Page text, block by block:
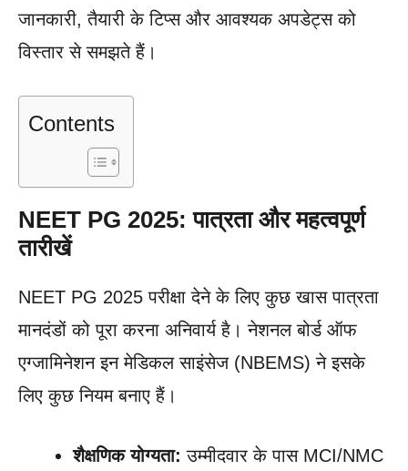
जानकारी, तैयारी के टिप्स और आवश्यक अपडेट्स को
विस्तार से समझते हैं।
Contents
NEET PG 2025: पात्रता और महत्वपूर्ण
तारीखें
NEET PG 2025 परीक्षा देने के लिए कुछ खास पात्रता
मानदंडों को पूरा करना अनिवार्य है। नेशनल बोर्ड ऑफ
एग्जामिनेशन इन मेडिकल साइंसेज (NBEMS) ने इसके
लिए कुछ नियम बनाए हैं।
शैक्षणिक योग्यता: उम्मीदवार के पास MCI/NMC